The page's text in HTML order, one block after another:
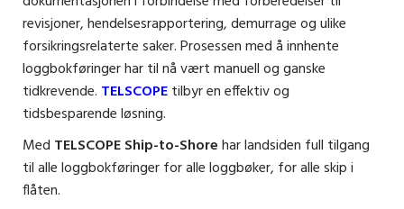
revisjoner, hendelsesrapportering, demurrage og ulike
forsikringsrelaterte saker. Prosessen med å innhente
loggbokføringer har til nå vært manuell og ganske
tidkrevende. TELSCOPEtilbyr en effektiv og
tidsbesparende løsning.
Med TELSCOPE Ship-to-Shorehar landsiden full tilgang
til alle loggbokføringer for alle loggbøker, for alle skip i
flåten.